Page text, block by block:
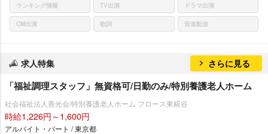
ランキング情報 TV出演 ドラマ出演
CM出演 歌詞 音楽配信
求人特集 さらに見る
「福祉調理スタッフ」無資格可/日勤のみ/特別養護老人ホーム
社会福祉法人善光会/特別養護老人ホーム フロース東糀谷
時給1,226円～1,600円
アルバイト・パート / 東京都